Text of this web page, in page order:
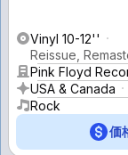
Vinyl 10-12''
Reissue,
Pink Floyd
USA & Canada
Rock
価